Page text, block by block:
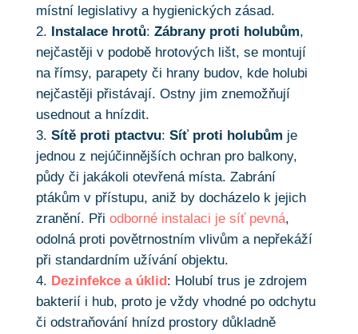
místní legislativy a hygienických zásad.
Instalace hrotů: Zábrany proti holubům,
nejčastěji v podobě hrotových lišt, se montují
na římsy, parapety či hrany budov, kde holubi
nejčastěji přistávají. Ostny jim znemožňují
usednout a hnízdit.
Sítě proti ptactvu: Síť proti holubům je
jednou z nejúčinnějších ochran pro balkony,
půdy či jakákoli otevřená místa. Zabrání
ptákům v přístupu, aniž by docházelo k jejich
zranění. Při odborné instalaci je síť pevná,
odolná proti povětrnostním vlivům a nepřekáží
při standardním užívání objektu.
Dezinfekce a úklid: Holubí trus je zdrojem
bakterií i hub, proto je vždy vhodné po odchytu
či odstraňování hnízd prostory důkladně